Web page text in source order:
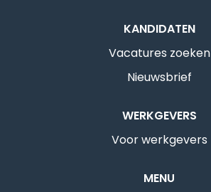
KANDIDATEN
Vacatures zoeken
Nieuwsbrief
WERKGEVERS
Voor werkgevers
MENU